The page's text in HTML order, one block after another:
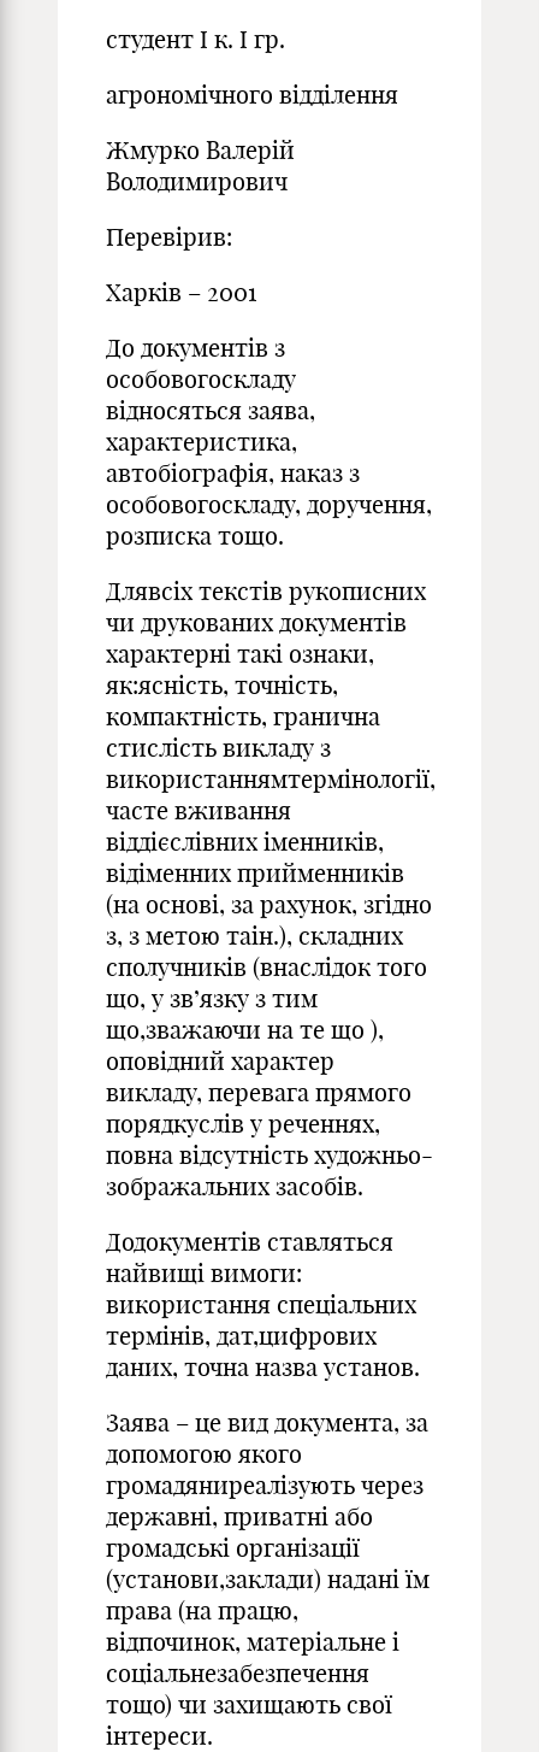
студент І к. І гр.
агрономічного відділення
Жмурко Валерій
Володимирович
Перевірив:
Харків – 2001
До документів з
особовогоскладу
відносяться заява,
характеристика,
автобіографія, наказ з
особовогоскладу, доручення,
розписка тощо.
Длявсіх текстів рукописних
чи друкованих документів
характерні такі ознаки,
як:ясність, точність,
компактність, гранична
стислість викладу з
використаннямтермінології,
часте вживання
віддієслівних іменників,
відіменних прийменників
(на основі, за рахунок, згідно
з, з метою таін.), складних
сполучників (внаслідок того
що, у зв’язку з тим
що,зважаючи на те що ),
оповідний характер
викладу, перевага прямого
порядкуслів у реченнях,
повна відсутність художньо-
зображальних засобів.
Додокументів ставляться
найвищі вимоги:
використання спеціальних
термінів, дат,цифрових
даних, точна назва установ.
Заява – це вид документа, за
допомогою якого
громадяниреалізують через
державні, приватні або
громадські організації
(установи,заклади) надані їм
права (на працю,
відпочинок, матеріальне і
соціальнезабезпечення
тощо) чи захищають свої
інтереси.